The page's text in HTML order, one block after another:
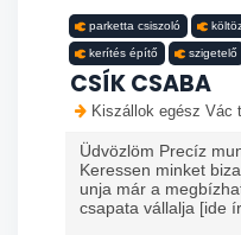
parketta csiszoló
kerítés építő szigetelő
CSÍK CSABA
Kiszállok egész Vác
Üdvözlöm Precíz
Keressen minket
unja már a
csapata vállalja [ide